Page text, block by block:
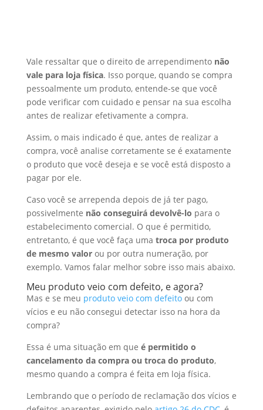
Vale ressaltar que o direito de arrependimento não
vale para loja física. Isso porque, quando se compra
pessoalmente um produto, entende-se que você
pode verificar com cuidado e pensar na sua escolha
antes de realizar efetivamente a compra.
Assim, o mais indicado é que, antes de realizar a
compra, você analise corretamente se é exatamente
o produto que você deseja e se você está disposto a
pagar por ele.
Caso você se arrependa depois de já ter pago,
possivelmente não conseguirá devolvê-lo para o
estabelecimento comercial. O que é permitido,
entretanto, é que você faça uma troca por produto
de mesmo valorou por outra numeração, por
exemplo. Vamos falar melhor sobre isso mais abaixo.
Meu produto veio com defeito, e agora?
Mas e se meu produto veio com defeitoou com
vícios e eu não consegui detectar isso na hora da
compra?
Essa é uma situação em que é permitido o
cancelamento da compra ou troca do produto,
mesmo quando a compra é feita em loja física.
Lembrando que o período de reclamação dos vícios e